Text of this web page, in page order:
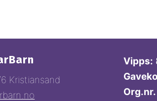
Kristiansand
Vipps:
Org.nr.